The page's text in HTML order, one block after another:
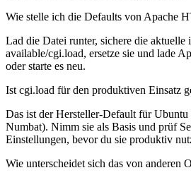
Wie stelle ich die Defaults von Apache
Lad die Datei runter, sichere die aktuelle
available/cgi.load, ersetze sie und lade
oder starte es neu.
Ist cgi.load für den produktiven Einsatz
Das ist der Hersteller-Default für
Numbat). Nimm sie als Basis und prüf
Einstellungen, bevor du sie produktiv
Wie unterscheidet sich das von anderen